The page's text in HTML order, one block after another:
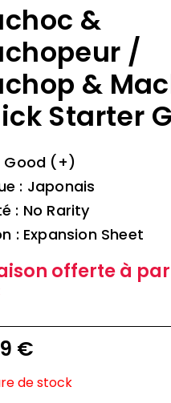
&
/
&
Starter
Good (+)
: Japonais
: No Rarity
: Expansion Sheet
offerte à
€
de stock